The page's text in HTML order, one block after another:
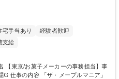
宅手当あり
経験者歓迎
支給
ア」